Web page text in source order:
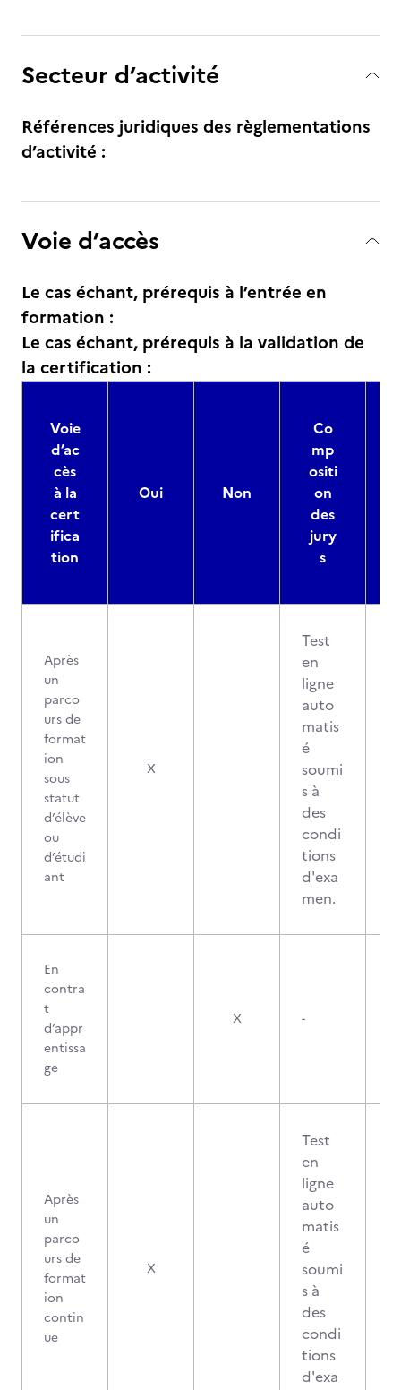
Secteur d’activité
Références juridiques des règlementations
d’activité :
Voie d’accès
Le cas échant, prérequis à l’entrée en
formation :
Le cas échant, prérequis à la validation de
la certification :
Voie
d’ac
cès
à la
cert
ifica
tion
Oui Non
Co
mp
ositi
on
des
jury
s
Après
un
parco
urs de
format
ion
sous
statut
d’élève
ou
d’étudi
ant
X
Test
en
ligne
auto
matis
é
soumi
s à
des
condi
tions
d'exa
men.
En
contra
t
d’appr
entissa
ge
X -
Après
un
parco
urs de
format
ion
contin
ue
X
Test
en
ligne
auto
matis
é
soumi
s à
des
condi
tions
d'exa